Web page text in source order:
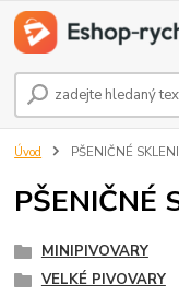
Úvod PŠENIČNÉ
PŠENIČNÉ
MINIPIVOVARY
VELKÉ PIVOVARY